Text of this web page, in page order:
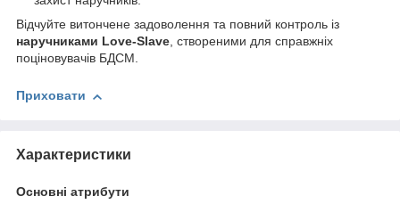
Відчуйте витончене задоволення та повний контроль із
наручниками Love-Slave, створеними для справжніх
поціновувачів БДСМ.
Приховати
Характеристики
Основні атрибути